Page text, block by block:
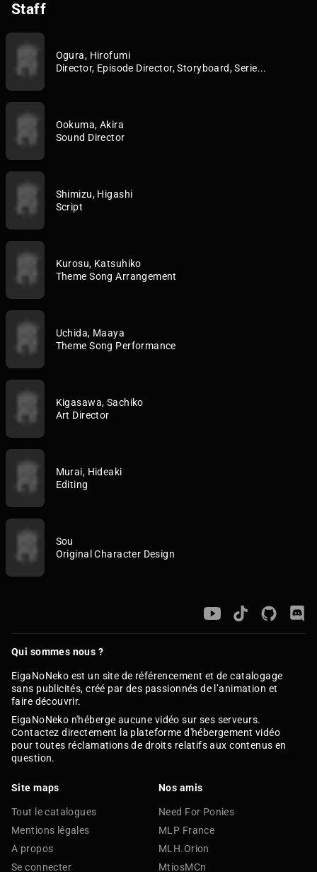
Staff
Ogura, Hirofumi
Director, Episode Director, Storyboard, Serie...
Ookuma, Akira
Sound Director
Shimizu, Higashi
Script
Kurosu, Katsuhiko
Theme Song Arrangement
Uchida, Maaya
Theme Song Performance
Kigasawa, Sachiko
Art Director
Murai, Hideaki
Editing
Sou
Original Character Design
Qui sommes nous ?
EigaNoNeko est un site de référencement et de catalogage
sans publicités, créé par des passionnés de l’animation et
faire découvrir.
EigaNoNeko n'héberge aucune vidéo sur ses serveurs.
Contactez directement la plateforme d'hébergement vidéo
pour toutes réclamations de droits relatifs aux contenus en
question.
Site maps
Tout le catalogues
Mentions légales
A propos
Se connecter
Nos amis
Need For Ponies
MLP France
MLH.Orion
MtiosMCn